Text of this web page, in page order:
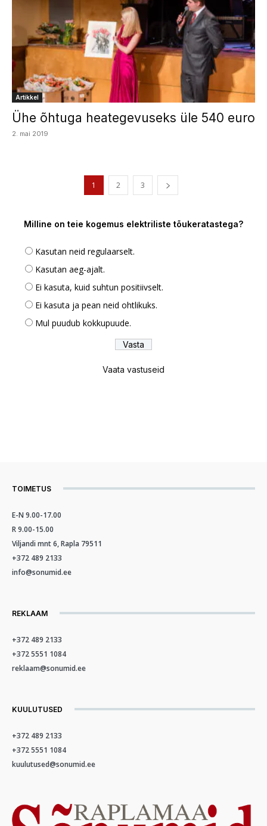
Artikkel
Ühe õhtuga heategevuseks üle 540 euro
2. mai 2019
1 2 3
Milline on teie kogemus elektriliste tõukeratastega?
Kasutan neid regulaarselt.
Kasutan aeg-ajalt.
Ei kasuta, kuid suhtun positiivselt.
Ei kasuta ja pean neid ohtlikuks.
Mul puudub kokkupuude.
Vaata vastuseid
TOIMETUS
E-N 9.00-17.00
R 9.00-15.00
Viljandi mnt 6, Rapla 79511
+372 489 2133
info@sonumid.ee
REKLAAM
+372 489 2133
+372 5551 1084
reklaam@sonumid.ee
KUULUTUSED
+372 489 2133
+372 5551 1084
kuulutused@sonumid.ee